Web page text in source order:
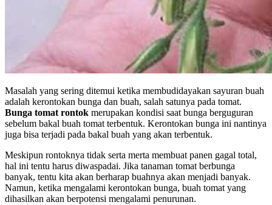
Masalah yang sering ditemui ketika membudidayakan sayuran buah
adalah kerontokan bunga dan buah, salah satunya pada tomat.
Bunga tomat rontok merupakan kondisi saat bunga berguguran
sebelum bakal buah tomat terbentuk. Kerontokan bunga ini nantinya
juga bisa terjadi pada bakal buah yang akan terbentuk.
Meskipun rontoknya tidak serta merta membuat panen gagal total,
hal ini tentu harus diwaspadai. Jika tanaman tomat berbunga
banyak, tentu kita akan berharap buahnya akan menjadi banyak.
Namun, ketika mengalami kerontokan bunga, buah tomat yang
dihasilkan akan berpotensi mengalami penurunan.